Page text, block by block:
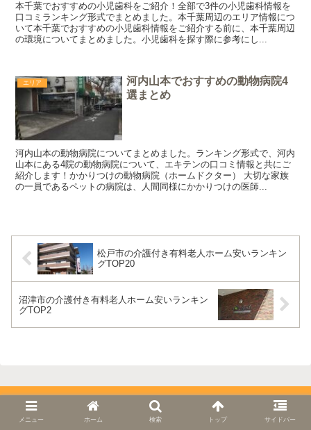
本千葉でおすすめの小児歯科をご紹介！全部で3件の小児歯科情報を
口コミランキング形式でまとめました。本千葉周辺のエリア情報につ
いて本千葉でおすすめの小児歯科情報をご紹介する前に、本千葉周辺
の環境についてまとめました。小児歯科を探す際に参考にし...
エリア
河内山本でおすすめの動物病院4
選まとめ
河内山本の動物病院についてまとめました。ランキング形式で、河内
山本にある4院の動物病院について、エキテンの口コミ情報と共にご
紹介します！かかりつけの動物病院（ホームドクター） 大切な家族
の一員であるペットの病院は、人間同様にかかりつけの医師...
松戸市の介護付き有料老人ホーム安いランキン
グTOP20
沼津市の介護付き有料老人ホーム安いランキン
グTOP2
mybestspot
メニュー ホーム 検索 トップ サイドバー